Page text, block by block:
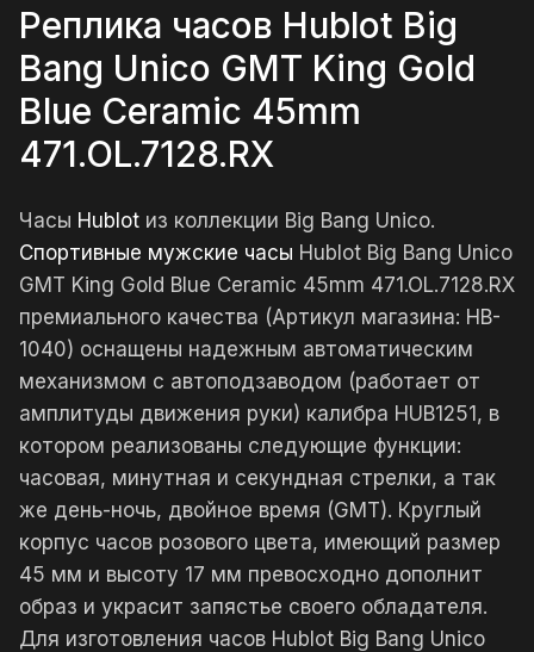
Реплика часов Hublot Big
Bang Unico GMT King Gold
Blue Ceramic 45mm
471.OL.7128.RX
Часы Hublot из коллекции Big Bang Unico.
Спортивные мужские часы Hublot Big Bang Unico
GMT King Gold Blue Ceramic 45mm 471.OL.7128.RX
премиального качества (Артикул магазина: HB-
1040) оснащены надежным автоматическим
механизмом с автоподзаводом (работает от
амплитуды движения руки) калибра HUB1251, в
котором реализованы следующие функции:
часовая, минутная и секундная стрелки, а так
же день-ночь, двойное время (GMT). Круглый
корпус часов розового цвета, имеющий размер
45 мм и высоту 17 мм превосходно дополнит
образ и украсит запястье своего обладателя.
Для изготовления часов Hublot Big Bang Unico